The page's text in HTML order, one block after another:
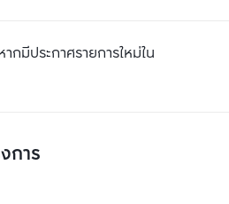
กมีประกาศรายการใหม่ใน
การ